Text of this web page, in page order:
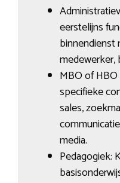
eerstelijns
binnendienst
medewerker,
MBO of HBO
specifieke
sales,
media.
Pedagogiek: